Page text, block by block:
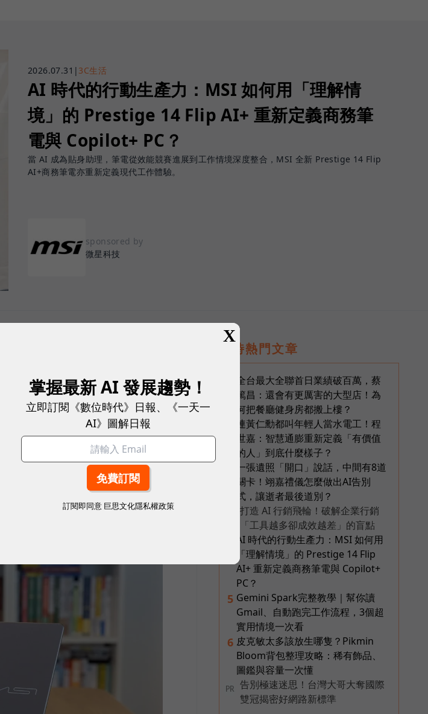
2026.07.31 | 3C生活
AI 時代的行動生產力：MSI 如何用「理解情
境」的 Prestige 14 Flip AI+ 重新定義商務筆
電與 Copilot+ PC？
當 AI 成為貼身助理，筆電從效能競賽進展到工作情境深度整合，MSI 全新 Prestige 14 Flip
AI+商務筆電亦重新定義現代工作體驗。
sponsored by
微星科技
文件撰寫、資料搜尋、內容
用 AI 嗎？我的硬體跟得上生
新處理器，擴展到如何將 AI
）最新推出的 Prestige 14
合了微軟 Copilot+ PC 架
示器與全天候續航力，讓 AI
即時熱門文章
全台最大全聯首日業績破百萬，蔡
篤昌：還會有更厲害的大型店！為
何把餐廳健身房都搬上樓？
連黃仁勳都叫年輕人當水電工！程
世嘉：智慧通膨重新定義「有價值
的人」到底什麼樣子？
一張遺照「開口」說話，中間有8道
關卡！翊嘉禮儀怎麼做出AI告別
式，讓逝者最後道別？
打造 AI 行銷飛輪！破解企業行銷
「工具越多卻成效越差」的盲點
AI 時代的行動生產力：MSI 如何用
「理解情境」的 Prestige 14 Flip
AI+ 重新定義商務筆電與 Copilot+
PC？
5 Gemini Spark完整教學｜幫你讀
Gmail、自動跑完工作流程，3個超
實用情境一次看
6 皮克敏太多該放生哪隻？Pikmin
Bloom背包整理攻略：稀有飾品、
圖鑑與容量一次懂
PR
告別極速迷思！台灣大哥大奪國際
雙冠揭密好網路新標準
X
掌握最新 AI 發展趨勢！
立即訂閱《數位時代》日報、《一天一
AI》圖解日報
訂閱即同意 巨思文化隱私權政策